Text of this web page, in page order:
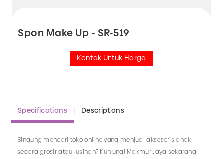
Spon Make Up - SR-519
Kontak Untuk Harga
Specifications Descriptions
Bingung mencari toko online yang menjual aksesoris anak
secara grosir atau lusinan? Kunjungi Makmur Jaya sekarang